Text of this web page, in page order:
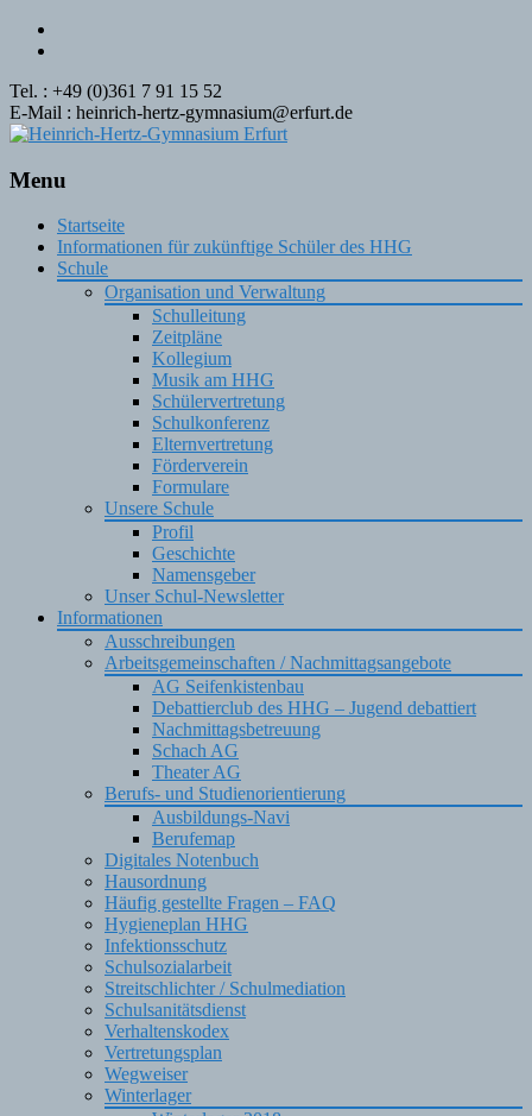
Tel. : +49 (0)361 7 91 15 52
E-Mail : heinrich-hertz-gymnasium@erfurt.de
Menu
Skip
content
Startseite
Informationen für zukünftige Schüler des HHG
Schule
Organisation und Verwaltung
Schulleitung
Zeitpläne
Kollegium
Musik am HHG
Schülervertretung
Schulkonferenz
Elternvertretung
Förderverein
Formulare
Unsere Schule
Profil
Geschichte
Namensgeber
Unser Schul-Newsletter
Informationen
Ausschreibungen
Arbeitsgemeinschaften / Nachmittagsangebote
AG Seifenkistenbau
Debattierclub des HHG – Jugend debattiert
Nachmittagsbetreuung
Schach AG
Theater AG
Berufs- und Studienorientierung
Ausbildungs-Navi
Berufemap
Digitales Notenbuch
Hausordnung
Häufig gestellte Fragen – FAQ
Hygieneplan HHG
Infektionsschutz
Schulsozialarbeit
Streitschlichter / Schulmediation
Schulsanitätsdienst
Verhaltenskodex
Vertretungsplan
Wegweiser
Winterlager